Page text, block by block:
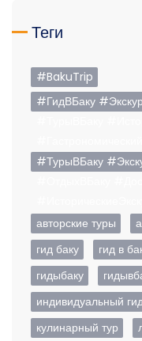
Теги
#BakuTrip
#ГидВБаку
#ТурыВБаку
авторские туры
гид баку
гид в
гидыбаку
индивидуальный
кулинарный тур